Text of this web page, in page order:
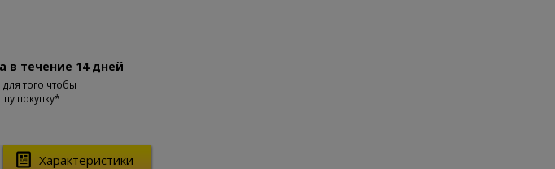
в течение 14 дней
того чтобы
покупку*
Характеристики